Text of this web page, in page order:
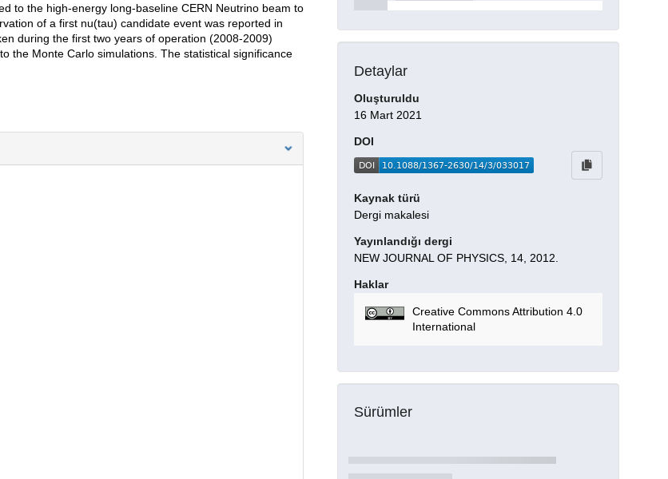
to the high-energy long-baseline CERN Neutrino beam to
of a first nu(tau) candidate event was reported in
during the first two years of operation (2008-2009)
the Monte Carlo simulations. The statistical significance
Detaylar
Oluşturuldu
16 Mart 2021
DOI
Kaynak türü
Dergi makalesi
Yayınlandığı dergi
NEW JOURNAL OF PHYSICS, 14, 2012.
Haklar
Creative Commons Attribution 4.0
International
Sürümler